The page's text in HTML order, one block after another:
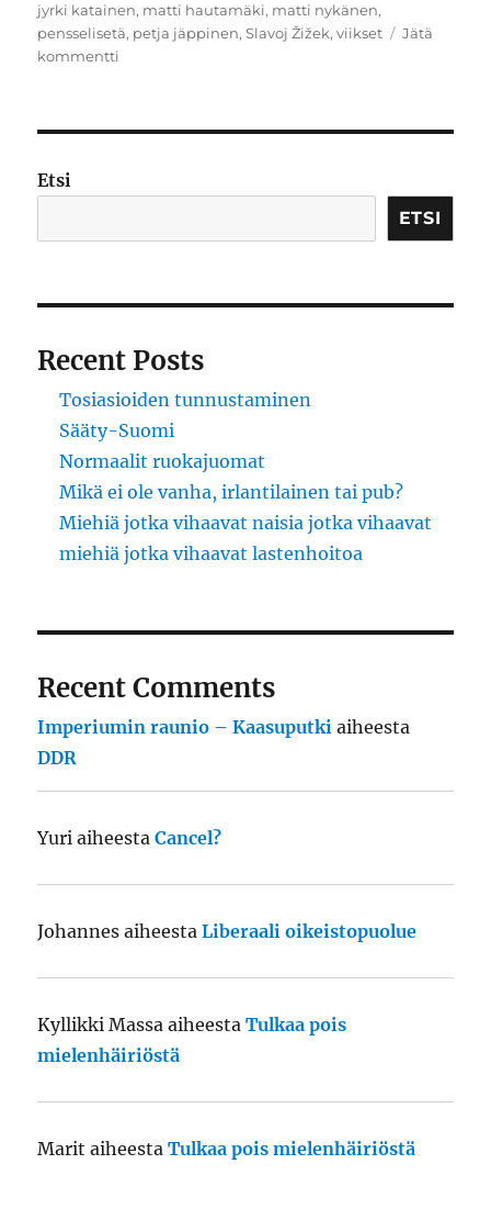
jyrki katainen, matti hautamäki, matti nykänen,
pensselisetä, petja jäppinen,Slavoj Žižek,viikset
Jätä
kommentti
Etsi
ETSI
Recent Posts
Tosiasioiden tunnustaminen
Sääty-Suomi
Normaalit ruokajuomat
Mikä ei ole vanha, irlantilainen tai pub?
Miehiä jotka vihaavat naisia jotka vihaavat
miehiä jotka vihaavat lastenhoitoa
Recent Comments
Imperiumin raunio – Kaasuputki aiheesta
DDR
Yuri aiheestaCancel?
Johannes aiheestaLiberaali oikeistopuolue
Kyllikki Massa aiheestaTulkaa pois
mielenhäiriöstä
Marit aiheestaTulkaa pois mielenhäiriöstä